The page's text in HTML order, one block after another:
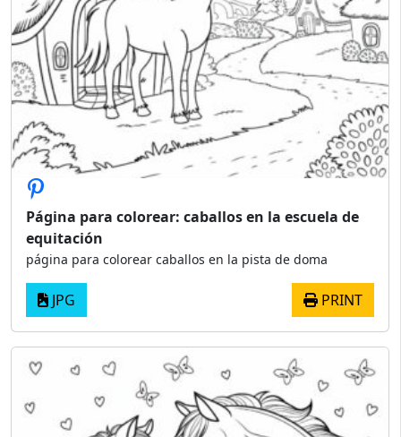
Página para colorear: caballos en la escuela de
equitación
página para colorear caballos en la pista de doma
JPG PRINT